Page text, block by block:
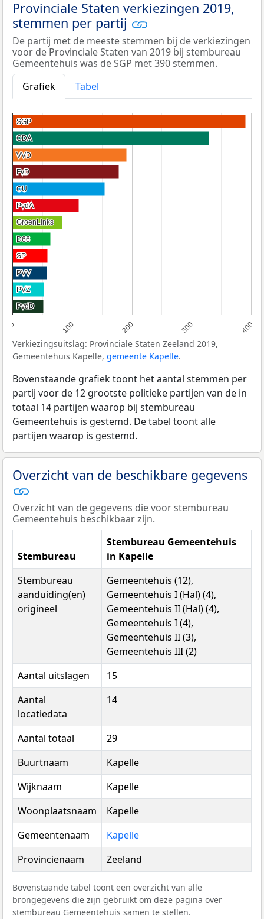
Provinciale Staten verkiezingen 2019,
stemmen per partij
De partij met de meeste stemmen bij de verkiezingen
voor de Provinciale Staten van 2019 bij stembureau
Gemeentehuis was de SGP met 390 stemmen.
Grafiek
Tabel
0 100 200 300 400
SGP
SGP
CDA
CDA
VVD
VVD
FvD
FvD
CU
CU
PvdA
PvdA
GroenLinks
GroenLinks
D66
D66
SP
SP
PVV
PVV
PVZ
PVZ
PvdD
PvdD
Verkiezingsuitslag: Provinciale Staten Zeeland 2019,
Gemeentehuis Kapelle, gemeente Kapelle.
Bovenstaande grafiek toont het aantal stemmen per
partij voor de 12 grootste politieke partijen van de in
totaal 14 partijen waarop bij stembureau
Gemeentehuis is gestemd. De tabel toont alle
partijen waarop is gestemd.
Overzicht van de beschikbare gegevens
Overzicht van de gegevens die voor stembureau
Gemeentehuis beschikbaar zijn.
Stembureau
Stembureau Gemeentehuis
in Kapelle
Stembureau
aanduiding(en)
origineel
Gemeentehuis (12),
Gemeentehuis I (Hal) (4),
Gemeentehuis II (Hal) (4),
Gemeentehuis I (4),
Gemeentehuis II (3),
Gemeentehuis III (2)
Aantal uitslagen
15
Aantal
locatiedata
14
Aantal totaal
29
Buurtnaam
Kapelle
Wijknaam
Kapelle
Woonplaatsnaam
Kapelle
Gemeentenaam
Kapelle
Provincienaam
Zeeland
Bovenstaande tabel toont een overzicht van alle
brongegevens die zijn gebruikt om deze pagina over
stembureau Gemeentehuis samen te stellen.